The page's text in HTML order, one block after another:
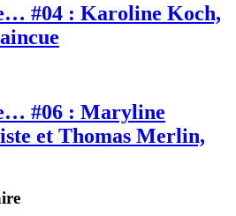
#04 : Karoline Koch,
#06 : Maryline
et Thomas Merlin,